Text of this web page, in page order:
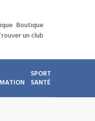
Boutique
un club
SPORT
SANTÉ